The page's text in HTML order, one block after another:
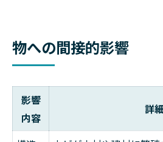
物への間接的影響
影響
内容
詳細